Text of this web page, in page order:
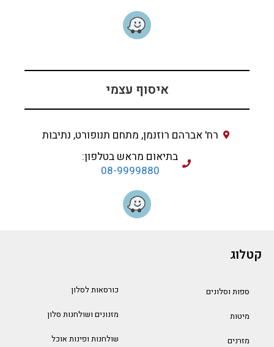
איסוף עצמי
רח' אברהם רוזנמן, מתחם תנופורט, נתיבות
בתיאום מראש בטלפון:
08-9999880
קטלוג
ספות וסלונים
מיטות
מזרנים
כורסאות לסלון
מזנונים ושולחנות סלון
שולחנות ופינות אוכל